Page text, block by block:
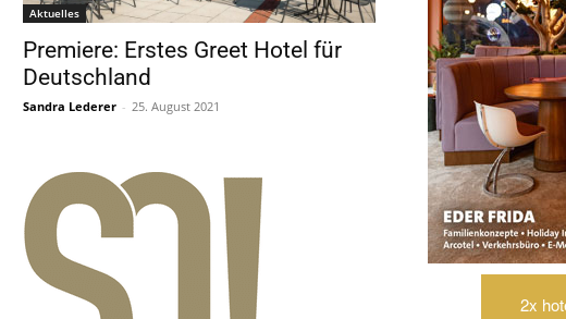
Aktuelles
Premiere: Erstes Greet Hotel für
Deutschland
Sandra Lederer - 25. August 2021
2x